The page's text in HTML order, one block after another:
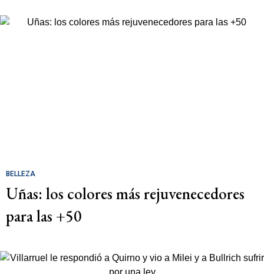
BELLEZA
Uñas: los colores más rejuvenecedores
para las +50